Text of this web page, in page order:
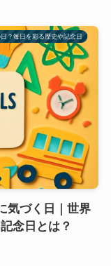
？毎日を彩る歴史や記念日
気づく日｜世界
念日とは？